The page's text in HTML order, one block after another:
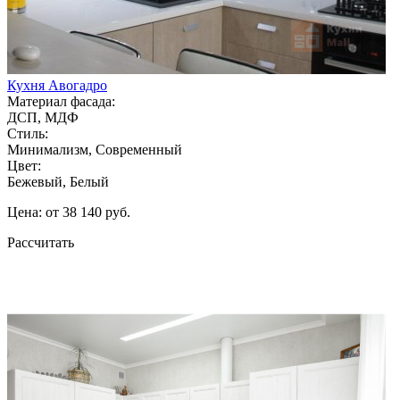
Кухня Авогадро
Материал фасада:
ДСП, МДФ
Стиль:
Минимализм, Современный
Цвет:
Бежевый, Белый
Цена: от 38 140 руб.
Рассчитать